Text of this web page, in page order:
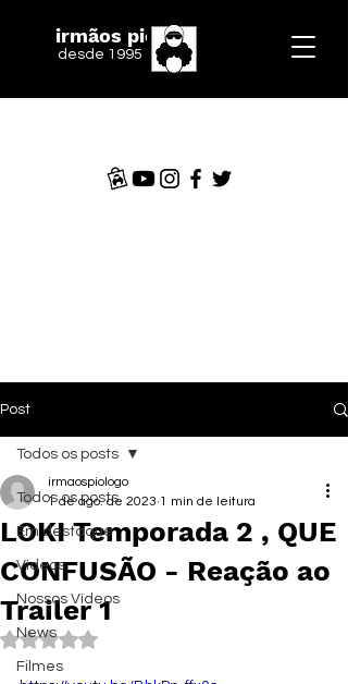
irmãos piologo
desde 1995
Post
Todos os posts
Em destaque
Vídeos
Nossos Vídeos
News
Filmes
Todos os posts
LOKI Temporada 2 , QUE
CONFUSÃO - Reação ao
Trailer 1
irmaospiologo
1 de ago. de 2023 1 min de leitura
Avaliado com NaN de 5 estrelas.